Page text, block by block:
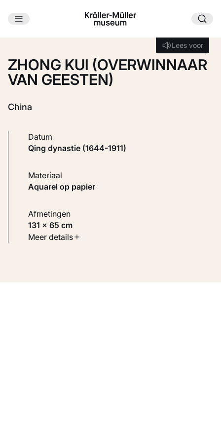
Ga naar hoofdinhoud
Lees voor
Lees voor
ZHONG KUI (OVERWINNAAR
VAN GEESTEN)
China
Datum
Qing dynastie (1644-1911)
Materiaal
Aquarel op papier
Afmetingen
131 × 65 cm
Soort werk
Meer details